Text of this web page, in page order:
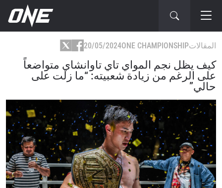
المقالاتONE CHAMPIONSHIP
20/05/2024
كيف يظل نجم المواي تاي تاوانشاي متواضعاً
على الرغم من زيادة شعبيته: “ما زلت على
حالي”